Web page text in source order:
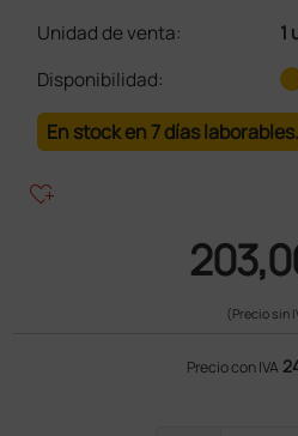
Unidad de venta:
1
Disponibilidad:
En stock en 7 días laborables.
heart_plus
(Precio sin
Precio con IVA